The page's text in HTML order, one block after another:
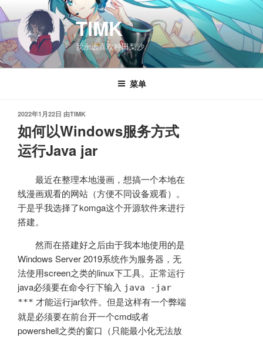
跳
至
内
容
TIMK
我永远喜欢种田梨沙
菜单
发
布
于
2022年1月22日 由TIMK
如何以Windows服务方式
运行Java jar
最近在整理本地漫画，想搞一个本地在
线漫画观看的网站（方便不同设备观看）。
于是乎我选择了komga这个开源软件来进行
搭建。
然而在搭建好之后由于我本地使用的是
Windows Server 2019系统作为服务器，无
法使用screen之类的linux下工具。正常运行
java必须要在命令行下输入 java -jar
*** 才能运行jar软件。但是这样有一个弊端
就是必须要在前台开一个cmd或者
powershell之类的窗口（只能最小化无法放